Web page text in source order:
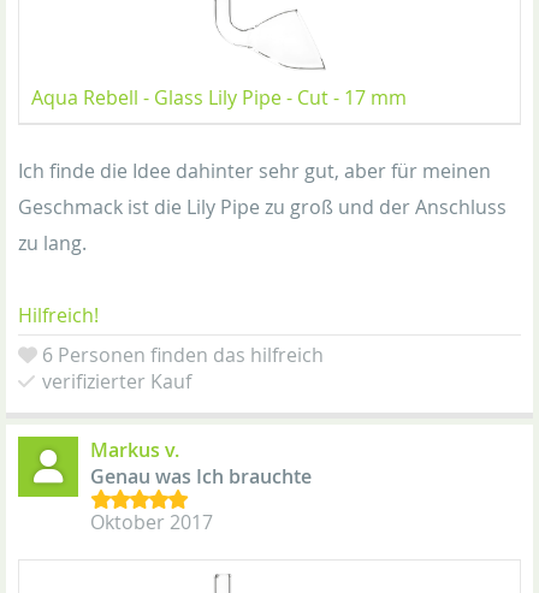
Aqua Rebell - Glass Lily Pipe - Cut - 17 mm
Ich finde die Idee dahinter sehr gut, aber für meinen
Geschmack ist die Lily Pipe zu groß und der Anschluss
zu lang.
Hilfreich!
6 Personen finden das hilfreich
verifizierter Kauf
Markus v.
Genau was Ich brauchte
Oktober 2017